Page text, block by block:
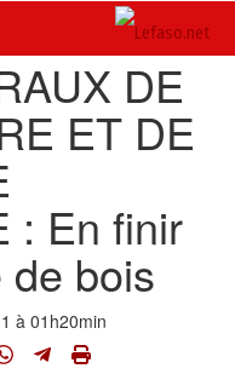
DE
ET DE
: En finir
de bois
à 01h20min